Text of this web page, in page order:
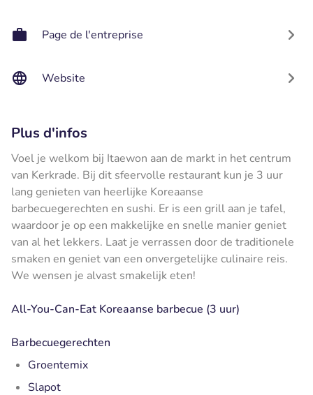
Page de l'entreprise
Website
Plus d'infos
Voel je welkom bij Itaewon aan de markt in het centrum
van Kerkrade. Bij dit sfeervolle restaurant kun je 3 uur
lang genieten van heerlijke Koreaanse
barbecuegerechten en sushi. Er is een grill aan je tafel,
waardoor je op een makkelijke en snelle manier geniet
van al het lekkers. Laat je verrassen door de traditionele
smaken en geniet van een onvergetelijke culinaire reis.
We wensen je alvast smakelijk eten!
All-You-Can-Eat Koreaanse barbecue (3 uur)
Barbecuegerechten
Groentemix
Slapot